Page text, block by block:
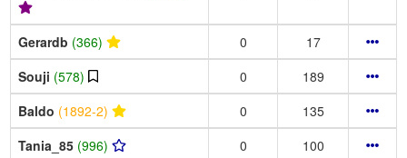
Gerardb (366) 0
17
Souji (578) 0
189
Baldo (1892-2) 0
135
Tania_85 (996) 0
100